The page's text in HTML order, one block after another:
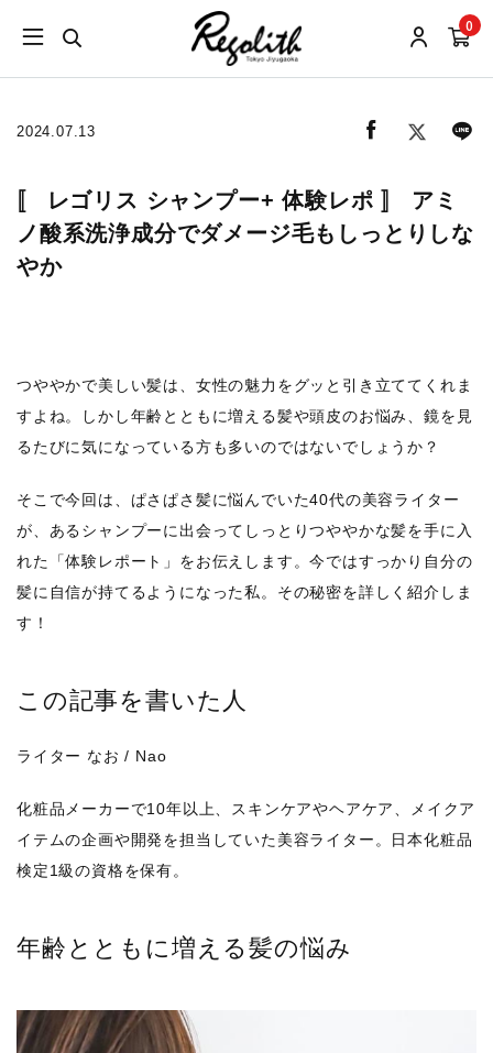
0
2024.07.13
〚 レゴリス シャンプー+ 体験レポ 〛 アミ
ノ酸系洗浄成分でダメージ毛もしっとりしな
やか
つややかで美しい髪は、女性の魅力をグッと引き立ててくれま
すよね。しかし年齢とともに増える髪や頭皮のお悩み、鏡を見
るたびに気になっている方も多いのではないでしょうか？
そこで今回は、ぱさぱさ髪に悩んでいた40代の美容ライター
が、あるシャンプーに出会ってしっとりつややかな髪を手に入
れた「体験レポート」をお伝えします。今ではすっかり自分の
髪に自信が持てるようになった私。その秘密を詳しく紹介しま
す！
この記事を書いた人
ライター なお / Nao
化粧品メーカーで10年以上、スキンケアやヘアケア、メイクア
イテムの企画や開発を担当していた美容ライター。日本化粧品
検定1級の資格を保有。
年齢とともに増える髪の悩み